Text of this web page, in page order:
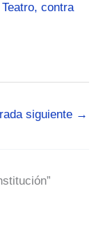
contra
siguiente →